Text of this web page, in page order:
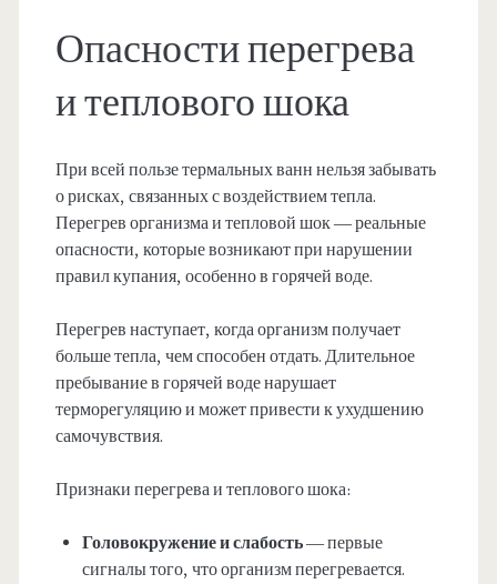
Опасности перегрева
и теплового шока
При всей пользе термальных ванн нельзя забывать
о рисках, связанных с воздействием тепла.
Перегрев организма и тепловой шок — реальные
опасности, которые возникают при нарушении
правил купания, особенно в горячей воде.
Перегрев наступает, когда организм получает
больше тепла, чем способен отдать. Длительное
пребывание в горячей воде нарушает
терморегуляцию и может привести к ухудшению
самочувствия.
Признаки перегрева и теплового шока:
Головокружение и слабость— первые
сигналы того, что организм перегревается.